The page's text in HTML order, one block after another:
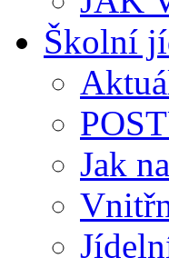
Školní
Jak